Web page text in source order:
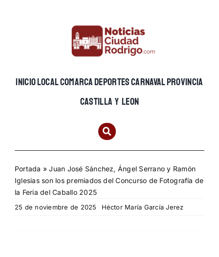
INICIOLOCALCOMARCADEPORTESCARNAVALPROVINCIA
CASTILLA Y LEON
Portada »Juan José Sánchez, Ángel Serrano y Ramón
Iglesias son los premiados del Concurso de Fotografía de
la Feria del Caballo 2025
25 de noviembre de 2025 Héctor María García Jerez